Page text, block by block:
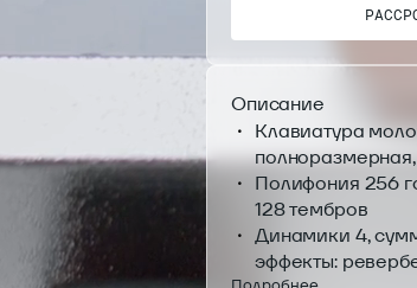
Описание
Клавиатура
Полифония 256
128 тембров
Динамики 4,
эффекты: